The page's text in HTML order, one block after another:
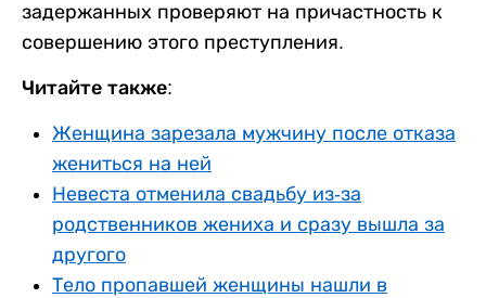
задержанных проверяют на причастность к
совершению этого преступления.
Читайте также:
Женщина зарезала мужчину после отказа
жениться на ней
Невеста отменила свадьбу из-за
родственников жениха и сразу вышла за
другого
Тело пропавшей женщины нашли в